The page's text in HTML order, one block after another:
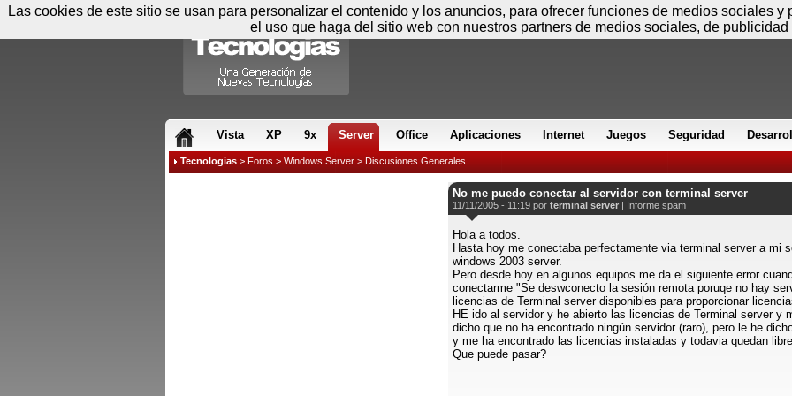
Vista XP 9x Server Office Aplicaciones Internet Juegos Seguridad
Tecnologias > Foros > Windows Server > Discusiones Generales
No me puedo conectar al servidor con terminal server
11/11/2005 - 11:19 por terminal server | Informe spam
Hola a todos.
Hasta hoy me conectaba perfectamente via terminal server a mi
windows 2003 server.
Pero desde hoy en algunos equipos me da el siguiente error
conectarme "Se deswconecto la sesión remota poruqe no hay
licencias de Terminal server disponibles para proporcionar
HE ido al servidor y he abierto las licencias de Terminal server y
dicho que no ha encontrado ningún servidor (raro), pero le he
y me ha encontrado las licencias instaladas y todavia quedan
Que puede pasar?
Las cookies de este sitio se usan para personalizar el contenido y los anuncios, para ofrecer funciones de medios sociales
el uso que haga del sitio web con nuestros partners de medios sociales, de